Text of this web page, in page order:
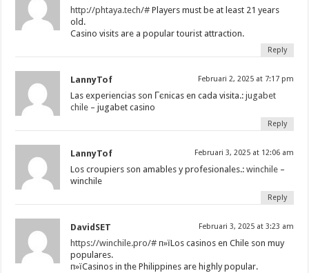
http://phtaya.tech/# Players must be at least 21 years
old.
Casino visits are a popular tourist attraction.
Reply
LannyTof Februari 2, 2025 at 7:17 pm
Las experiencias son Гєnicas en cada visita.:jugabet
chile – jugabet casino
Reply
LannyTof Februari 3, 2025 at 12:06 am
Los croupiers son amables y profesionales.:winchile –
winchile
Reply
DavidSET Februari 3, 2025 at 3:23 am
https://winchile.pro/# п»їLos casinos en Chile son muy
populares.
п»їCasinos in the Philippines are highly popular.